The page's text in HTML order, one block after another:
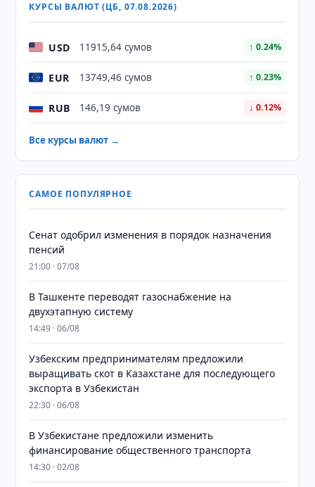
КУРСЫ ВАЛЮТ (ЦБ, 07.08.2026)
USD 11915,64 сумов ↑ 0.24%
EUR 13749,46 сумов ↑ 0.23%
RUB 146,19 сумов ↓ 0.12%
Все курсы валют →
САМОЕ ПОПУЛЯРНОЕ
Сенат одобрил изменения в порядок назначения
пенсий
21:00 · 07/08
В Ташкенте переводят газоснабжение на
двухэтапную систему
14:49 · 06/08
Узбекским предпринимателям предложили
выращивать скот в Казахстане для последующего
экспорта в Узбекистан
22:30 · 06/08
В Узбекистане предложили изменить
финансирование общественного транспорта
14:30 · 02/08